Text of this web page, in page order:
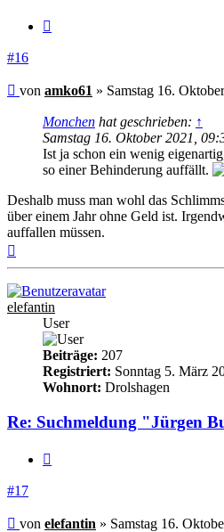
#16
Beitrag
von amko61 » Samstag 16.
Monchen hat geschrieben: ↑
Samstag 16. Oktober 2021,
Ist ja schon ein wenig
so einer Behinderung auffällt.
Deshalb muss man wohl das
über einem Jahr ohne Geld ist.
auffallen müssen.
elefantin
User
Beiträge: 207
Registriert: Sonntag 5. März
Wohnort: Drolshagen
Re: Suchmeldung "Jürgen
#17
Beitrag
von elefantin » Samstag 16.